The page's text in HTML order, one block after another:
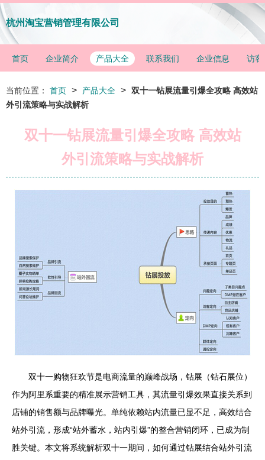
杭州淘宝营销管理有限公司
首页 企业简介 产品大全 联系我们 企业信息 访客
当前位置： 首页 > 产品大全 > 双十一钻展流量引爆全攻略 高效站
外引流策略与实战解析
双十一钻展流量引爆全攻略 高效站
外引流策略与实战解析
双十一购物狂欢节是电商流量的巅峰战场，钻展（钻石展位）
作为阿里系重要的精准展示营销工具，其流量引爆效果直接关系到
店铺的销售额与品牌曝光。单纯依赖站内流量已显不足，高效结合
站外引流，形成“站外蓄水，站内引爆”的整合营销闭环，已成为制
胜关键。本文将系统解析双十一期间，如何通过钻展结合站外引流